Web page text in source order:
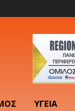
ΥΓΕΊΑ